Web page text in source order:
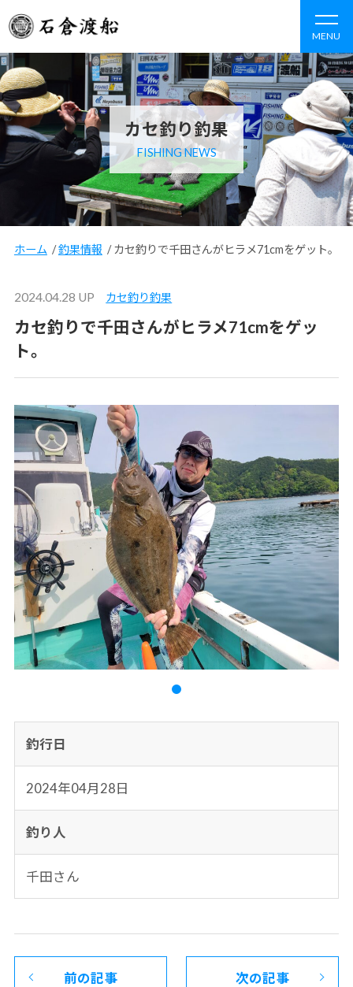
MENU
カセ釣り釣果
FISHING NEWS
ホーム /釣果情報 /カセ釣りで千田さんがヒラメ71cmをゲット。
2024.04.28 UP カセ釣り釣果
カセ釣りで千田さんがヒラメ71cmをゲッ
ト。
釣行日
2024年04月28日
釣り人
千田さん
前の記事 次の記事